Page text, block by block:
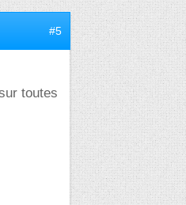
#5
toutes